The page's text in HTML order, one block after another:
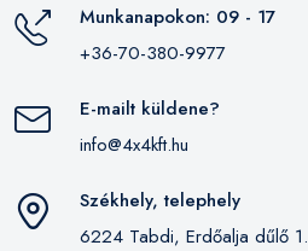
Munkanapokon: 09 - 17
+36-70-380-9977
E-mailt küldene?
info@4x4kft.hu
Székhely, telephely
6224 Tabdi, Erdőalja dűlő 1.